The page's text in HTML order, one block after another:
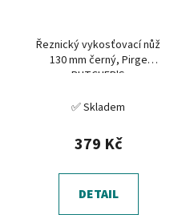
Řeznický vykosťovací nůž
130 mm černý, Pirge
BUTCHER'S
✅ Skladem
379 Kč
DETAIL